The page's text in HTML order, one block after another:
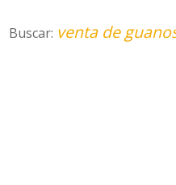
Buscar: venta de